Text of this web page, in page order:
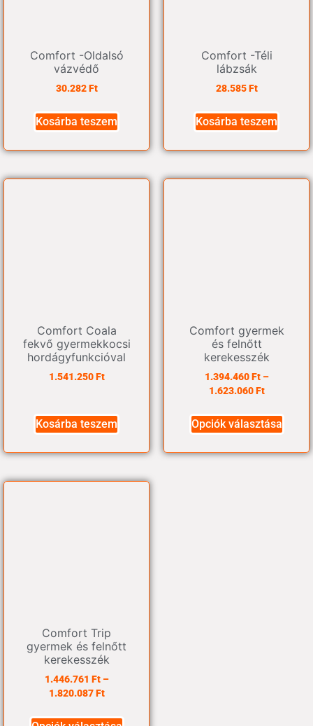
Comfort -Oldalsó
vázvédő
30.282Ft
Kosárba teszem
Comfort -Téli
lábzsák
28.585Ft
Kosárba teszem
Comfort Coala
fekvő gyermekkocsi
hordágyfunkcióval
1.541.250Ft
Kosárba teszem
Comfort gyermek
és felnőtt
kerekesszék
1.394.460Ft –
1.623.060Ft
Opciók választása
Comfort Trip
gyermek és felnőtt
kerekesszék
1.446.761 Ft –
1.820.087Ft